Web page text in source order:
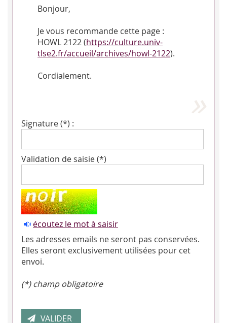
Bonjour,
Je vous recommande cette page :
HOWL 2122 (https://culture.univ-
tlse2.fr/accueil/archives/howl-2122).
Cordialement.
Signature (*) :
Validation de saisie (*)
écoutez le mot à saisir
Les adresses emails ne seront pas conservées.
Elles seront exclusivement utilisées pour cet
envoi.
(*) champ obligatoire